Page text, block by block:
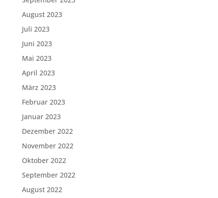
August 2023
Juli 2023
Juni 2023
Mai 2023
April 2023
März 2023
Februar 2023
Januar 2023
Dezember 2022
November 2022
Oktober 2022
September 2022
August 2022